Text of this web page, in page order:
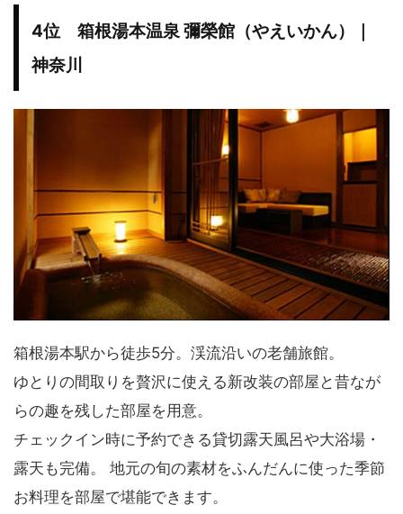
4位 箱根湯本温泉 彌榮館（やえいかん）｜
神奈川
箱根湯本駅から徒歩5分。渓流沿いの老舗旅館。
ゆとりの間取りを贅沢に使える新改装の部屋と昔なが
らの趣を残した部屋を用意。
チェックイン時に予約できる貸切露天風呂や大浴場・
露天も完備。 地元の旬の素材をふんだんに使った季節
お料理を部屋で堪能できます。